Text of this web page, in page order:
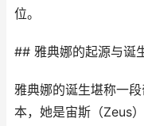
位。
## 雅典娜的起源与诞
雅典娜的诞生堪称一
本，她是宙斯（Zeus